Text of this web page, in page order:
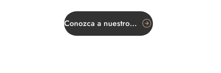
Conozca a nuestro equipo